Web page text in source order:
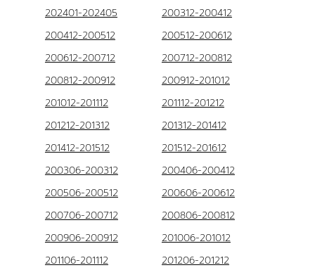
202401-202405
200312-200412
200412-200512
200512-200612
200612-200712
200712-200812
200812-200912
200912-201012
201012-201112
201112-201212
201212-201312
201312-201412
201412-201512
201512-201612
200306-200312
200406-200412
200506-200512
200606-200612
200706-200712
200806-200812
200906-200912
201006-201012
201106-201112
201206-201212